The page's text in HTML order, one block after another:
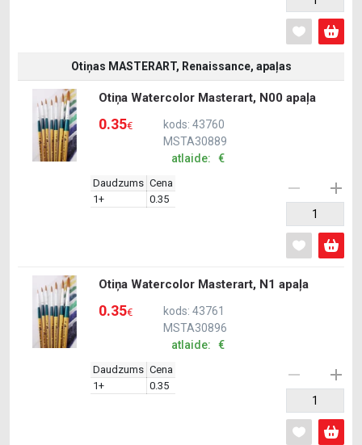
Otiņas MASTERART, Renaissance, apaļas
Otiņa Watercolor Masterart, N00 apaļa
0.35€
kods: 43760
MSTA30889
atlaide: €
Daudzums Cena
1+
0.35
Otiņa Watercolor Masterart, N1 apaļa
0.35€
kods: 43761
MSTA30896
atlaide: €
Daudzums Cena
1+
0.35